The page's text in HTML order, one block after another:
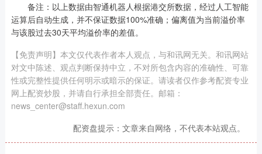
备注：以上数据由智通机器人根据港交所数据，经过人工智能
运算后自动生成，并不保证数据100%准确；偏离值为当前溢价率
与该股过去30天平均溢价率的差值。
【免责声明】本文仅代表作者本人观点，与和讯网无关。和讯网站
对文中陈述、观点判断保持中立，不对所包含内容的准确性、可靠
性或完整性提供任何明示或暗示的保证。请读者仅作参考配资专业
网上配资炒股，并请自行承担全部责任。邮箱：
news_center@staff.hexun.com
配资盘提示：文章来自网络，不代表本站观点。